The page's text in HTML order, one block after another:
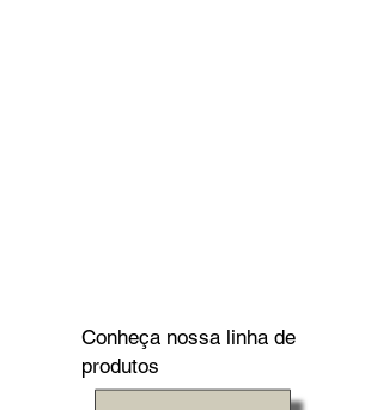
Conheça nossa linha de
produtos